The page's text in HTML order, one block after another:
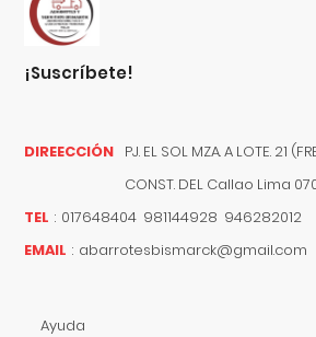
¡suscríbete!
DIREECCIÓN PJ. EL SOL MZA. A LOTE. 21
CONST. DEL Callao Lima
TEL : 017648404 981144928 946282012
EMAIL : abarrotesbismarck@gmail.com
Ayuda